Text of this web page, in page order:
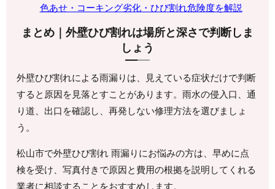
色あせ・コーキング劣化・ひび割れ危険度を解説
まとめ｜外壁ひび割れは場所と深さで判断しま
しょう
外壁ひび割れによる雨漏りは、見えている症状だけで判断
すると原因を見落とすことがあります。雨水の侵入口、通
り道、出口を確認し、再発しない修理方法を選びましょ
う。
松山市で外壁ひび割れ 雨漏りにお悩みの方は、早めに点
検を受け、写真付きで原因と費用の根拠を説明してくれる
業者に相談することをおすすめします。